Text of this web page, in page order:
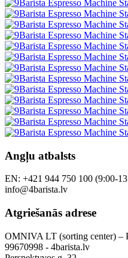
Angļu atbalsts
EN: +421 944 750 100 (9:00-
info@4barista.lv
Atgriešanās adrese
OMNIVA LT (sorting center) –
99670998 - 4barista.lv